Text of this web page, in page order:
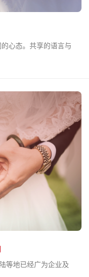
心态。共享的语言与
等地已经广为企业及